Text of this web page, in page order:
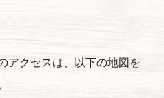
アクセスは、以下の地図を